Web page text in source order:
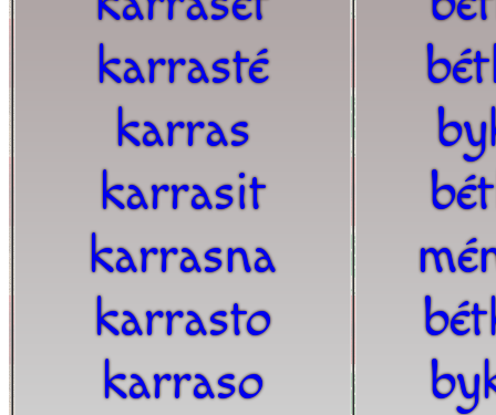
karrasté
karras
karrasit
karrasna
karrasto
karraso